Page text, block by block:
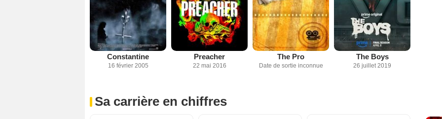
Constantine
16 février 2005
Preacher
22 mai 2016
The Pro
Date de sortie inconnue
The Boys
26 juillet 2019
Sa carrière en chiffres